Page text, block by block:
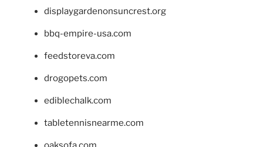
displaygardenonsuncrest.org
bbq-empire-usa.com
feedstoreva.com
drogopets.com
ediblechalk.com
tabletennisnearme.com